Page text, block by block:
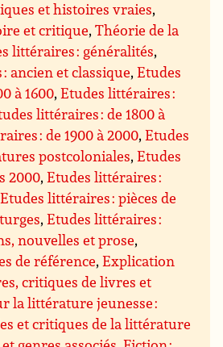
et histoires vraies,
et critique,Théorie de la
littéraires : généralités,
ancien et classique,Etudes
à 1600,Etudes littéraires :
littéraires : de 1800 à
: de 1900 à 2000,Etudes
postcoloniales,Etudes
2000,Etudes littéraires :
Etudes littéraires : pièces de
,Etudes littéraires :
nouvelles et prose,
de référence,Explication
critiques de livres et
la littérature jeunesse :
et critiques de la littérature